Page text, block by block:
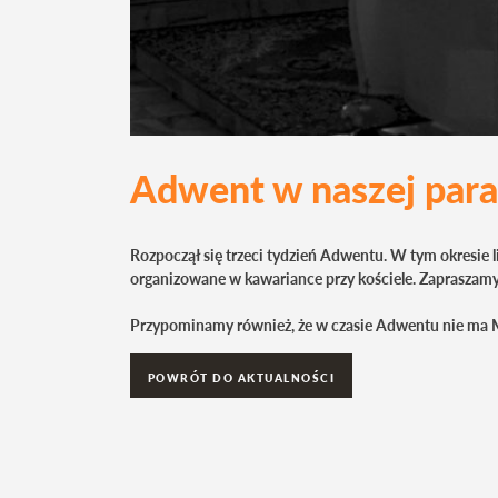
Adwent w naszej
Rozpoczął się trzeci tydzień Adwentu.W tym okresie
organizowane w kawariance przy kościele.
Przypominamy również, że w czasie Adwentu nie ma
POWRÓT DO AKTUALNOŚCI